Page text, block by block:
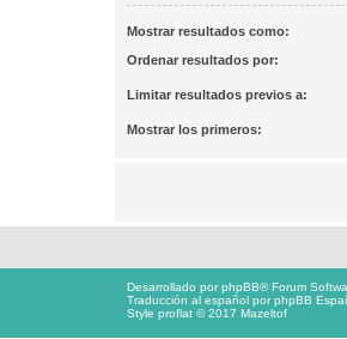
Mostrar resultados como:
Ordenar resultados por:
Limitar resultados previos a:
Mostrar los primeros:
Desarrollado porphpBB® Forum
Traducción al español porphpBB
Style proflat © 2017 Mazeltof